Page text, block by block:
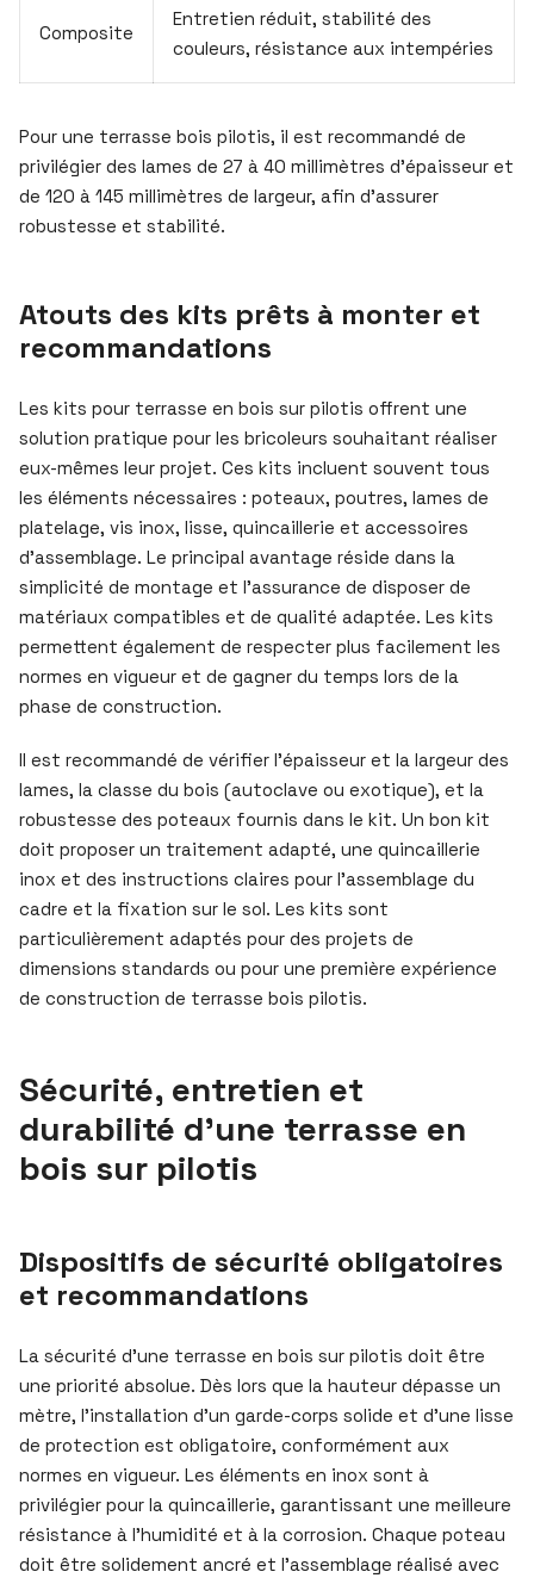
Composite
Entretien réduit, stabilité des
couleurs, résistance aux intempéries
Pour une terrasse bois pilotis, il est recommandé de
privilégier des lames de 27 à 40 millimètres d’épaisseur et
de 120 à 145 millimètres de largeur, afin d’assurer
robustesse et stabilité.
Atouts des kits prêts à monter et
recommandations
Les kits pour terrasse en bois sur pilotis offrent une
solution pratique pour les bricoleurs souhaitant réaliser
eux-mêmes leur projet. Ces kits incluent souvent tous
les éléments nécessaires : poteaux, poutres, lames de
platelage, vis inox, lisse, quincaillerie et accessoires
d’assemblage. Le principal avantage réside dans la
simplicité de montage et l’assurance de disposer de
matériaux compatibles et de qualité adaptée. Les kits
permettent également de respecter plus facilement les
normes en vigueur et de gagner du temps lors de la
phase de construction.
Il est recommandé de vérifier l’épaisseur et la largeur des
lames, la classe du bois (autoclave ou exotique), et la
robustesse des poteaux fournis dans le kit. Un bon kit
doit proposer un traitement adapté, une quincaillerie
inox et des instructions claires pour l’assemblage du
cadre et la fixation sur le sol. Les kits sont
particulièrement adaptés pour des projets de
dimensions standards ou pour une première expérience
de construction de terrasse bois pilotis.
Sécurité, entretien et
durabilité d’une terrasse en
bois sur pilotis
Dispositifs de sécurité obligatoires
et recommandations
La sécurité d’une terrasse en bois sur pilotis doit être
une priorité absolue. Dès lors que la hauteur dépasse un
mètre, l’installation d’un garde-corps solide et d’une lisse
de protection est obligatoire, conformément aux
normes en vigueur. Les éléments en inox sont à
privilégier pour la quincaillerie, garantissant une meilleure
résistance à l’humidité et à la corrosion. Chaque poteau
doit être solidement ancré et l’assemblage réalisé avec